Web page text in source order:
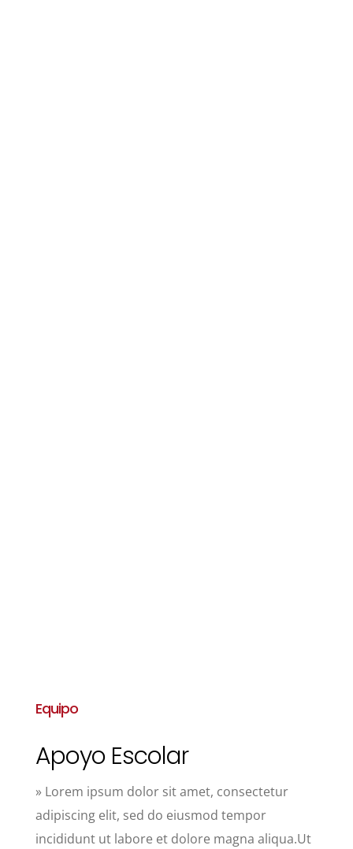
Equipo
Apoyo Escolar
» Lorem ipsum dolor sit amet, consectetur
adipiscing elit, sed do eiusmod tempor
incididunt ut labore et dolore magna aliqua.Ut